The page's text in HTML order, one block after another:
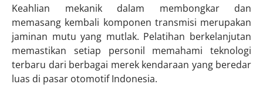
Keahlian mekanik dalam membongkar dan
memasang kembali komponen transmisi merupakan
jaminan mutu yang mutlak. Pelatihan berkelanjutan
memastikan setiap personil memahami teknologi
terbaru dari berbagai merek kendaraan yang beredar
luas di pasar otomotif Indonesia.